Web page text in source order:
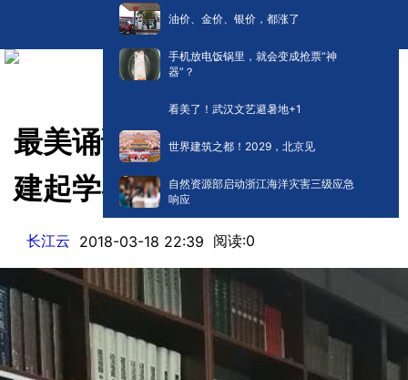
油价、金价、银价，都涨了
手机放电饭锅里，就会变成抢票“神
器”？
看美了！武汉文艺避暑地+1
世界建筑之都！2029，北京见
自然资源部启动浙江海洋灾害三级应急
响应
最美诵读者罗教讲：珞珈山下
建起学者私家图书馆
长江云 2018-03-18 22:39 阅读:0